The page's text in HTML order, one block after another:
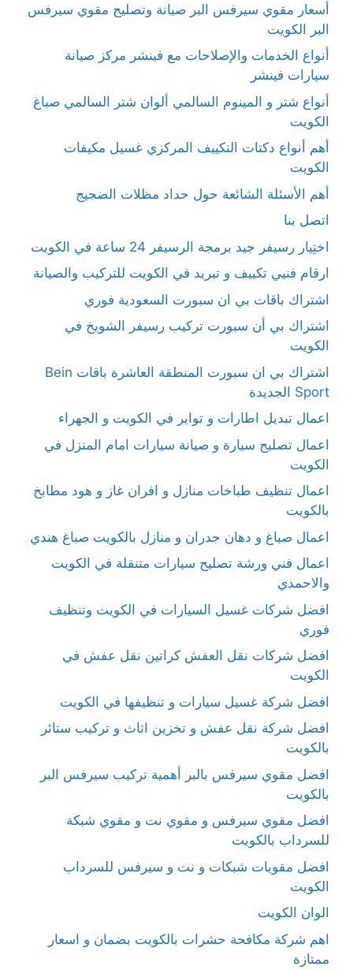
أسعار مقوي سيرفس البر صيانة وتصليح مقوي سيرفس
البر الكويت
أنواع الخدمات والإصلاحات مع فينشر مركز صيانة
سيارات فينشر
أنواع شتر و المينوم السالمي ألوان شتر السالمي صباغ
الكويت
أهم أنواع دكتات التكييف المركزي غسيل مكيفات
الكويت
أهم الأسئلة الشائعة حول حداد مظلات الضجيج
اتصل بنا
اختِيار رسيفر جيد برمجة الرسيفر 24 ساعة في الكويت
ارقام فنيي تكييف و تبريد في الكويت للتركيب والصيانة
اشتراك باقات بي ان سبورت السعودية فوري
اشتراك بي أن سبورت تركيب رسيفر الشويخ في
الكويت
اشتراك بي ان سبورت المنطقة العاشرة باقات Bein
Sport الجديدة
اعمال تبديل اطارات و تواير في الكويت و الجهراء
اعمال تصليح سيارة و صيانة سيارات امام المنزل في
الكويت
اعمال تنظيف طباخات منازل و افران غاز و هود مطابخ
بالكويت
اعمال صباغ و دهان جدران و منازل بالكويت صباغ هندي
اعمال فني ورشة تصليح سيارات متنقلة في الكويت
والاحمدي
افضل شركات غسيل السيارات في الكويت وتنظيف
فوري
افضل شركات نقل العفش كراتين نقل عفش في
الكويت
افضل شركة غسيل سيارات و تنظيفها في الكويت
افضل شركة نقل عفش و تخزين اثاث و تركيب ستائر
بالكويت
افضل مقوي سيرفس بالبر أهمية تركيب سيرفس البر
بالكويت
افضل مقوي سيرفس و مقوي نت و مقوي شبكة
للسرداب بالكويت
افضل مقويات شبكات و نت و سيرفس للسرداب
الكويت
الوان الكويت
اهم شركة مكافحة حشرات بالكويت بضمان و اسعار
ممتازة